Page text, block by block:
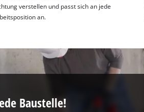
verstellen und passt sich an jede
an.
Baustelle!